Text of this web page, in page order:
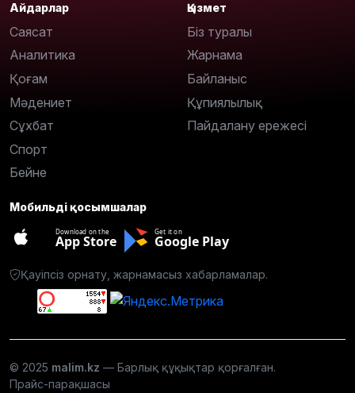
Айдарлар
Саясат
Аналитика
Қоғам
Мәдениет
Сұхбат
Спорт
Бейне
Қызмет
Біз туралы
Жарнама
Байланыс
Құпиялылық
Пайдалану ережесі
Мобильді қосымшалар
Download on the
App Store
Get it on
Google Play
Қауіпсіз орнату, жарнамасыз хабарламалар.
© 2025 malim.kz — Барлық құқықтар қорғалған.
Прайс-парақшасы